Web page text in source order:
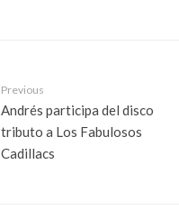
Previous
Andrés participa del disco
tributo a Los Fabulosos
Cadillacs